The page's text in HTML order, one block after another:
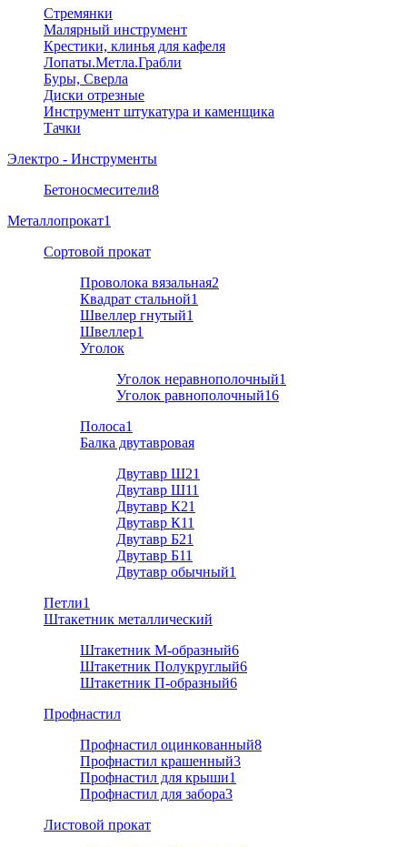
Стремянки
Малярный инструмент
Крестики, клинья для кафеля
Лопаты.Метла.Грабли
Буры, Сверла
Диски отрезные
Инструмент штукатура и каменщика
Тачки
Электро - Инструменты
Бетоносмесители8
Металлопрокат1
Cортовой прокат
Проволока вязальная2
Квадрат стальной1
Швеллер гнутый1
Швеллер1
Уголок
Уголок неравнополочный1
Уголок равнополочный16
Полоса1
Балка двутавровая
Двутавр Ш21
Двутавр Ш11
Двутавр К21
Двутавр К11
Двутавр Б21
Двутавр Б11
Двутавр обычный1
Петли1
Штакетник металлический
Штакетник М-образный6
Штакетник Полукруглый6
Штакетник П-образный6
Профнастил
Профнастил оцинкованный8
Профнастил крашенный3
Профнастил для крыши1
Профнастил для забора3
Листовой прокат